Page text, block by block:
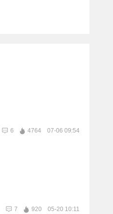
6 4764 07-06 09:54
7 920 05-20 10:11